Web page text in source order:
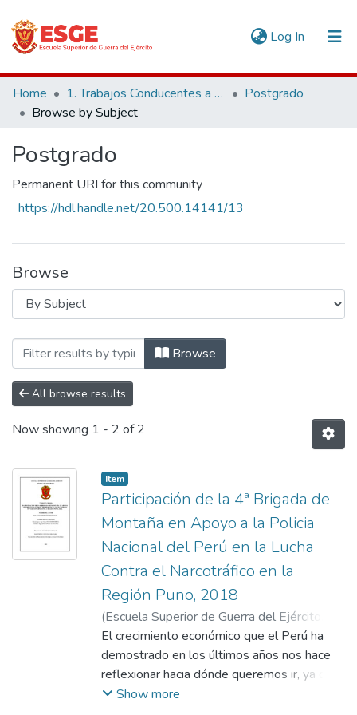
Log In (current)
Communities & Collections
All of DSpace
Home 1. Trabajos Conducentes a Grados y Títulos
Postgrado
Browse by Subject
Postgrado
Permanent URI for this community
https://hdl.handle.net/20.500.14141/13
Browse
Browsing Postgrado by Subject "4 a
Browse
All browse results
Now showing 1 - 2 of 2
Item
Participación de la 4ª Brigada de
Montaña en Apoyo a la Policia
Nacional del Perú en la Lucha
Contra el Narcotráfico en la
Región Puno, 2018
(Escuela Superior de Guerra del Ejército.
Escuela de Postgrado,2021-07-15)
Participación de la 4ª Brigada de Montaña
en Apoyo a la Policia Nacional del Perú en
la Lucha Contra el Narcotráfico en la Región
El crecimiento económico que el Perú ha
demostrado en los últimos años nos hace
reflexionar hacia dónde queremos ir, ya que
el desarrollo económico se ha visto
Show more